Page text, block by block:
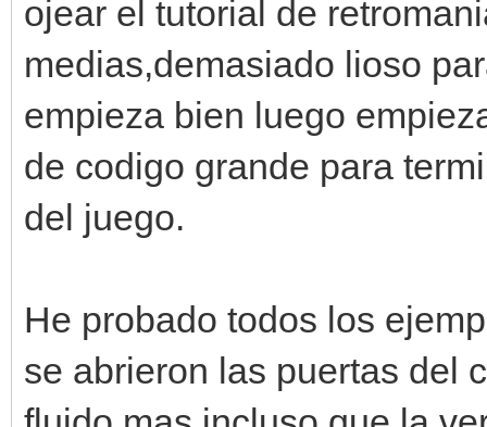
ojear el tutorial de
medias,demasiado lioso
empieza bien luego
de codigo grande para
del juego.
He probado todos los
se abrieron las puertas del